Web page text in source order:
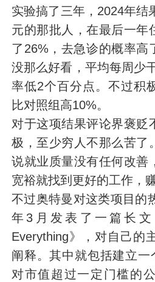
实验搞了三年，2024年结
元的那批人，在最后一年
了26%，去急诊的概率高
没那么好看，平均每周少
率低2个百分点。不过积
比对照组高10%。
对于这项结果评论界褒贬
极，至少穷人不那么苦了
说就业质量没有任何改善
宽裕就找到更好的工作，
不过奥特曼对这类项目的
年3月发表了一篇长文
Everything》，对自己的
阐释。其中就包括建立一
对市值超过一定门槛的